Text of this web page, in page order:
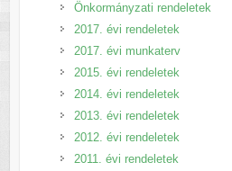
Önkormányzati rendeletek
2017. évi rendeletek
2017. évi munkaterv
2015. évi rendeletek
2014. évi rendeletek
2013. évi rendeletek
2012. évi rendeletek
2011. évi rendeletek